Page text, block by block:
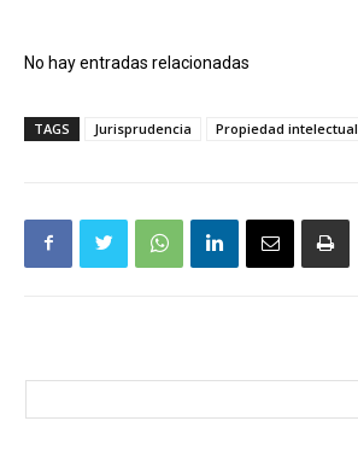
No hay entradas relacionadas
TAGS Jurisprudencia Propiedad intelectual